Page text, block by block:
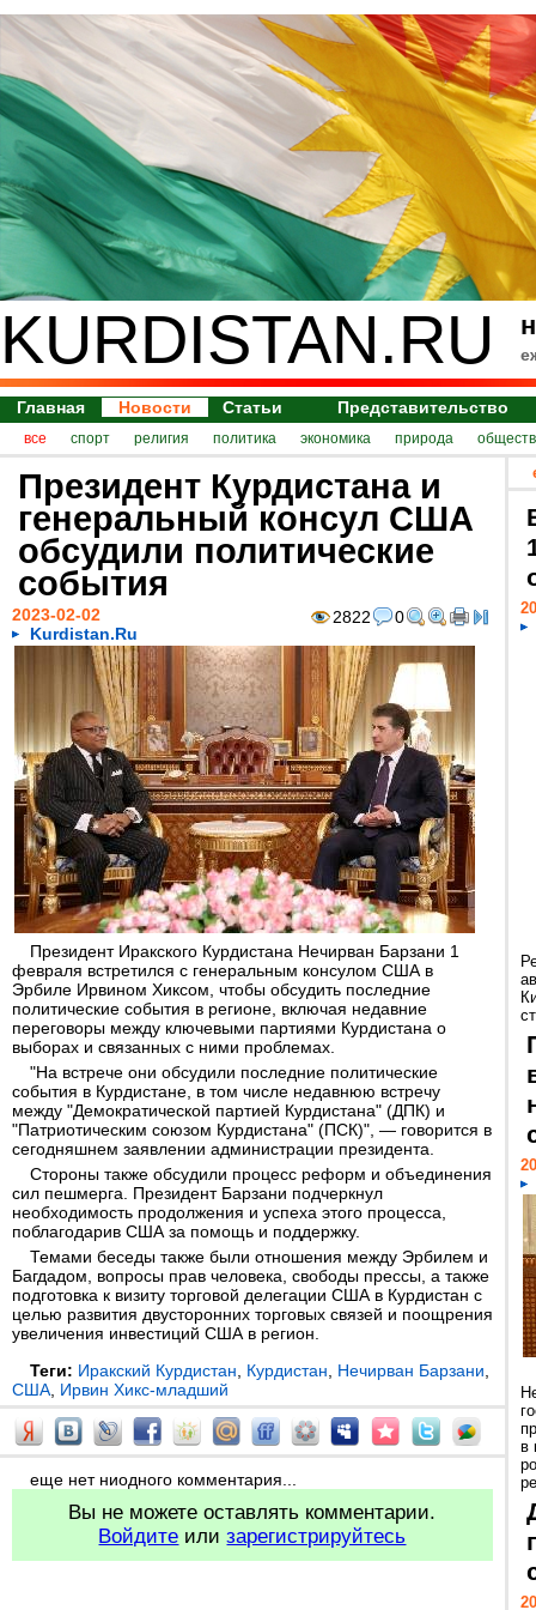
KURDISTAN.RU
Главная Новости Статьи Представительство
все спорт религия политика экономика природа
Президент Курдистана и
генеральный консул США
обсудили политические
события
2822 0
2023-02-02
Kurdistan.Ru
Президент Иракского Курдистана Нечирван Барзани 1
февраля встретился с генеральным консулом США в
Эрбиле Ирвином Хиксом, чтобы обсудить последние
политические события в регионе, включая недавние
переговоры между ключевыми партиями Курдистана о
выборах и связанных с ними проблемах.
"На встрече они обсудили последние политические
события в Курдистане, в том числе недавнюю встречу
между "Демократической партией Курдистана" (ДПК) и
"Патриотическим союзом Курдистана" (ПСК)", — говорится в
сегодняшнем заявлении администрации президента.
Стороны также обсудили процесс реформ и объединения
сил пешмерга. Президент Барзани подчеркнул
необходимость продолжения и успеха этого процесса,
поблагодарив США за помощь и поддержку.
Темами беседы также были отношения между Эрбилем и
Багдадом, вопросы прав человека, свободы прессы, а также
подготовка к визиту торговой делегации США в Курдистан с
целью развития двусторонних торговых связей и поощрения
увеличения инвестиций США в регион.
Теги: Иракский Курдистан Курдистан Нечирван Барзани
США Ирвин Хикс-младший
еще нет ниодного комментария...
Вы не можете оставлять комментарии.
Войдите илизарегистрируйтесь
в